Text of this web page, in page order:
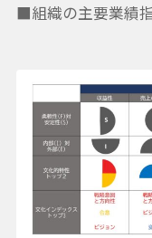
■組織の主要業績